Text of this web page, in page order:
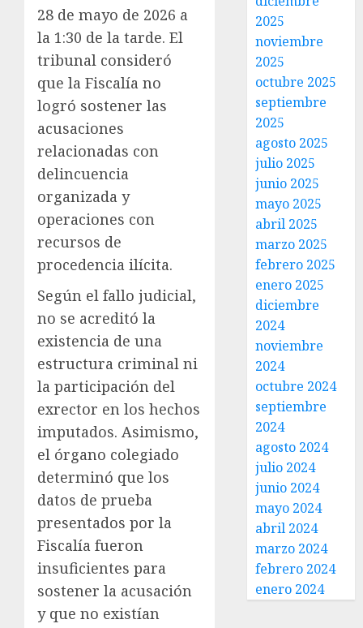
28 de mayo de 2026 a
la 1:30 de la tarde. El
tribunal consideró
que la Fiscalía no
logró sostener las
acusaciones
relacionadas con
delincuencia
organizada y
operaciones con
recursos de
procedencia ilícita.
Según el fallo judicial,
no se acreditó la
existencia de una
estructura criminal ni
la participación del
exrector en los hechos
imputados. Asimismo,
el órgano colegiado
determinó que los
datos de prueba
presentados por la
Fiscalía fueron
insuficientes para
sostener la acusación
y que no existían
2025
noviembre
2025
octubre 2025
septiembre
2025
agosto 2025
julio 2025
junio 2025
mayo 2025
abril 2025
marzo 2025
febrero 2025
enero 2025
diciembre
2024
noviembre
2024
octubre 2024
septiembre
2024
agosto 2024
julio 2024
junio 2024
mayo 2024
abril 2024
marzo 2024
febrero 2024
enero 2024